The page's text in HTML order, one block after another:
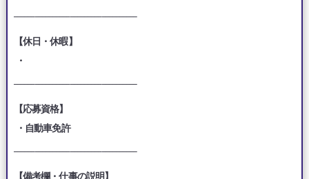
【休日・休暇】
・
【応募資格】
・自動車免許
【備考欄・仕事の説明】